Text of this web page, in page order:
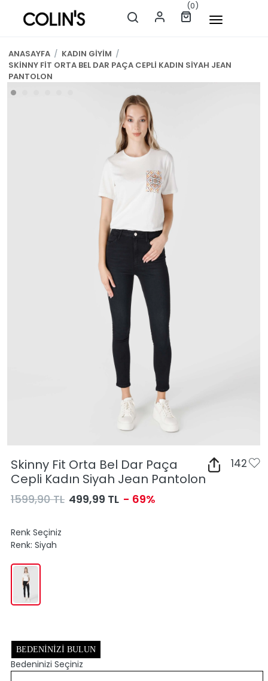
(0)
ANASAYFA / KADIN GİYİM /
SKİNNY FİT ORTA BEL DAR PAÇA CEPLİ KADIN SİYAH JEAN
PANTOLON
Skinny Fit Orta Bel Dar Paça
Cepli Kadın Siyah Jean Pantolon
142
1599,90 TL 499,99 TL - 69%
Renk Seçiniz
Renk: Siyah
BEDENINIZI BULUN
Bedeninizi Seçiniz